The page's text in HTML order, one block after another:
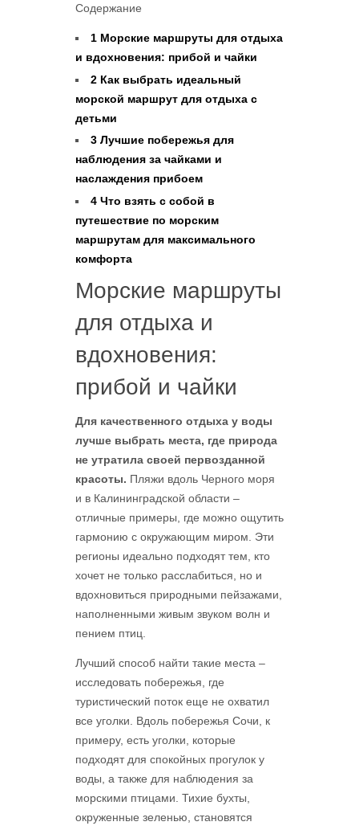
Содержание
1 Морские маршруты для отдыха
и вдохновения: прибой и чайки
2 Как выбрать идеальный
морской маршрут для отдыха с
детьми
3 Лучшие побережья для
наблюдения за чайками и
наслаждения прибоем
4 Что взять с собой в
путешествие по морским
маршрутам для максимального
комфорта
Морские маршруты
для отдыха и
вдохновения:
прибой и чайки
Для качественного отдыха у воды
лучше выбрать места, где природа
не утратила своей первозданной
красоты. Пляжи вдоль Черного моря
и в Калининградской области –
отличные примеры, где можно ощутить
гармонию с окружающим миром. Эти
регионы идеально подходят тем, кто
хочет не только расслабиться, но и
вдохновиться природными пейзажами,
наполненными живым звуком волн и
пением птиц.
Лучший способ найти такие места –
исследовать побережья, где
туристический поток еще не охватил
все уголки. Вдоль побережья Сочи, к
примеру, есть уголки, которые
подходят для спокойных прогулок у
воды, а также для наблюдения за
морскими птицами. Тихие бухты,
окруженные зеленью, становятся